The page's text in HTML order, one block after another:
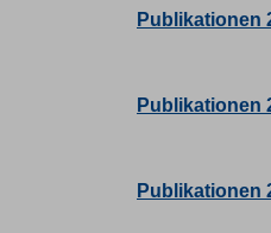
Publikationen
Publikationen
Publikationen